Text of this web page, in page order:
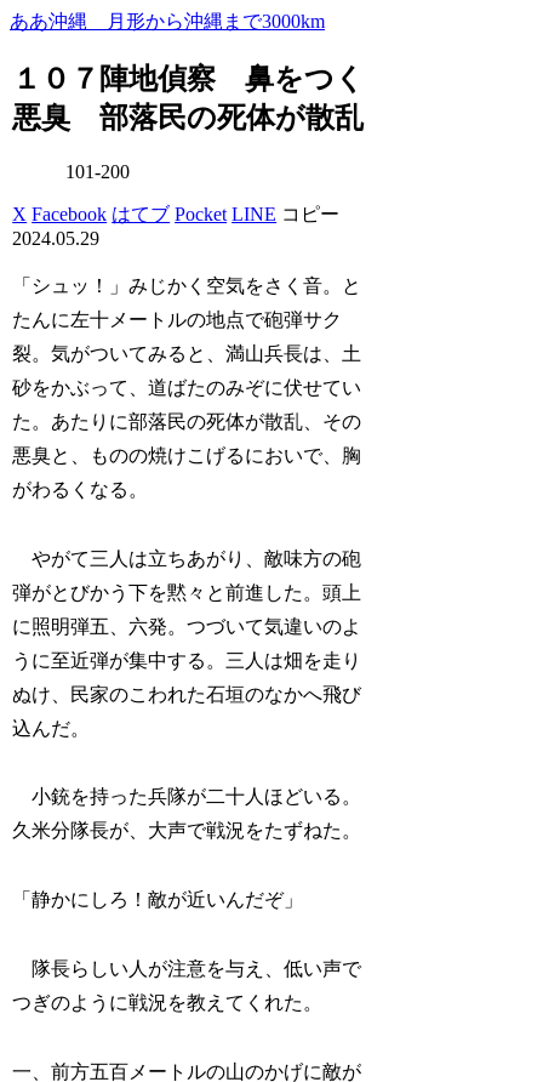
ああ沖縄 月形から沖縄まで3000km
１０７陣地偵察 鼻をつく
悪臭 部落民の死体が散乱
101-200
X Facebook はてブ Pocket LINE コピー
2024.05.29
「シュッ！」みじかく空気をさく音。と
たんに左十メートルの地点で砲弾サク
裂。気がついてみると、満山兵長は、土
砂をかぶって、道ばたのみぞに伏せてい
た。あたりに部落民の死体が散乱、その
悪臭と、ものの焼けこげるにおいで、胸
がわるくなる。
やがて三人は立ちあがり、敵味方の砲
弾がとびかう下を黙々と前進した。頭上
に照明弾五、六発。つづいて気違いのよ
うに至近弾が集中する。三人は畑を走り
ぬけ、民家のこわれた石垣のなかへ飛び
込んだ。
小銃を持った兵隊が二十人ほどいる。
久米分隊長が、大声で戦況をたずねた。
「静かにしろ！敵が近いんだぞ」
隊長らしい人が注意を与え、低い声で
つぎのように戦況を教えてくれた。
一、前方五百メートルの山のかげに敵が